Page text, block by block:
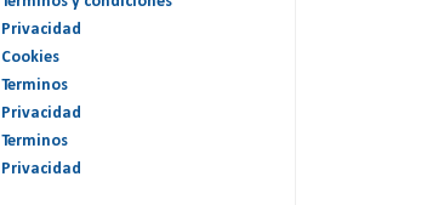
Privacidad
Cookies
Terminos
Privacidad
Terminos
Privacidad